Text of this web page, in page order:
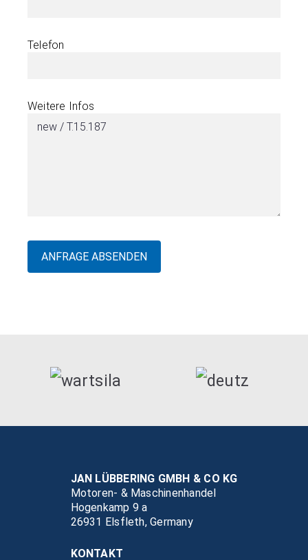
Telefon
Weitere Infos
JAN LÜBBERING GMBH & CO KG
Motoren- & Maschinenhandel
Hogenkamp 9 a
26931 Elsfleth, Germany
KONTAKT